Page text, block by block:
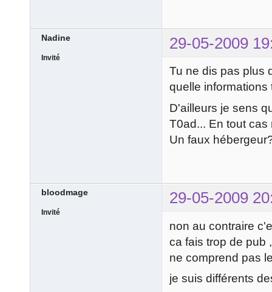
Nadine 29-05-2009
Invité
Tu ne dis pas plus
quelle
D'ailleurs je sens
T0ad... En tout
Un faux
bloodmage 29-05-2009
Invité
non au contraire
ca fais trop de pub
ne comprend pas
je suis différents